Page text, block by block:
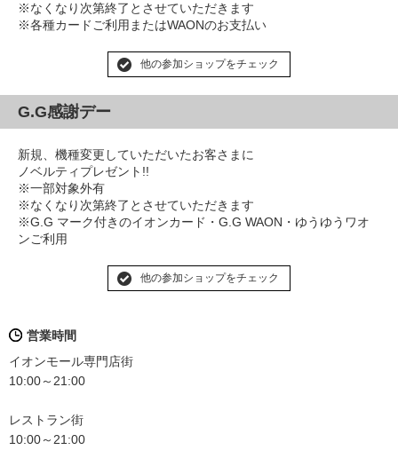
※なくなり次第終了とさせていただきます
※各種カードご利用またはWAONのお支払い
他の参加ショップをチェック
G.G感謝デー
新規、機種変更していただいたお客さまに
ノベルティプレゼント!!
※一部対象外有
※なくなり次第終了とさせていただきます
※G.G マーク付きのイオンカード・G.G WAON・ゆうゆうワオ
ンご利用
他の参加ショップをチェック
営業時間
イオンモール専門店街
10:00～21:00
レストラン街
10:00～21:00